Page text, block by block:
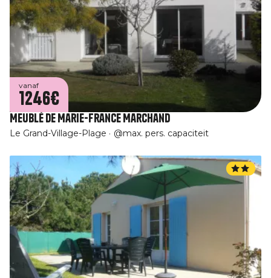
vanaf
1246€
Meublé de Marie-France Marchand
Le Grand-Village-Plage @max. pers. capaciteit